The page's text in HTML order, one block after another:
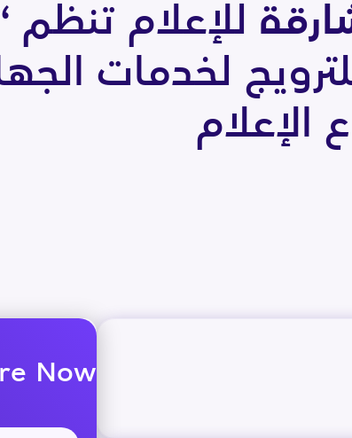
للإعلام
لخدمات
Now